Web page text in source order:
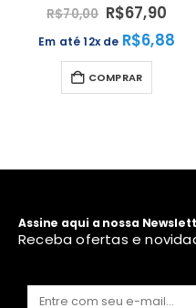
R$70,00 R$67,90
Em até 12x de R$6,88
COMPRAR
Assine aqui a nossa
Receba ofertas e